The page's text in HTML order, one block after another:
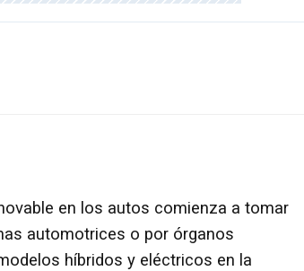
en los autos comienza a tomar
automotrices o por órganos
híbridos y eléctricos en la